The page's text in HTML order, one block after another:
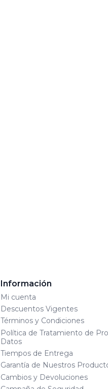
Información
Mi cuenta
Descuentos Vigentes
Términos y Condiciones
Política de Tratamiento de
Datos
Tiempos de Entrega
Garantía de Nuestros
Cambios y Devoluciones